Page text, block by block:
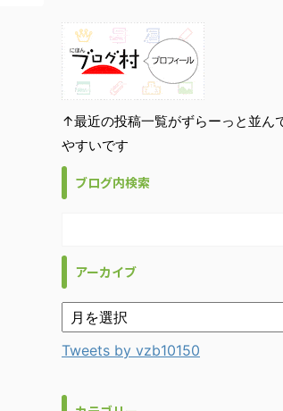
↑最近の投稿一覧がずらーっと並ん
やすいです
ブログ内検索
アーカイブ
Tweets by vzb10150